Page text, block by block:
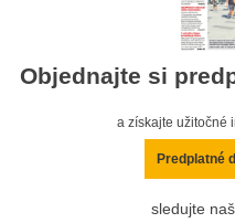
Objednajte si
a získajte užitočné
Predplatné
sledujte